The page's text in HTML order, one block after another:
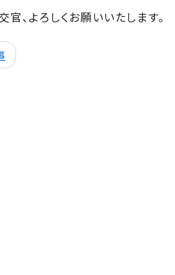
、よろしくお願いいたします。